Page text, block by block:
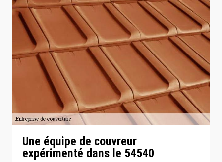
Une équipe de couvreur
expérimenté dans le 54540